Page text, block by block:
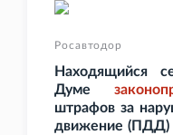
Росавтодор
Находящийся
Думе
штрафов за
движение (ПДД)